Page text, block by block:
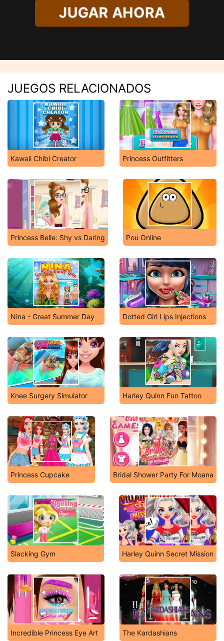
JUGAR AHORA
JUEGOS RELACIONADOS
Kawaii Chibi Creator Princess Outfitters
Princess Belle: Shy vs Daring Pou Online
Nina - Great Summer Day Dotted Girl Lips Injections
Knee Surgery Simulator Harley Quinn Fun Tattoo
Princess Cupcake Bridal Shower Party For Moana
Slacking Gym Harley Quinn Secret Mission
Incredible Princess Eye Art The Kardashians